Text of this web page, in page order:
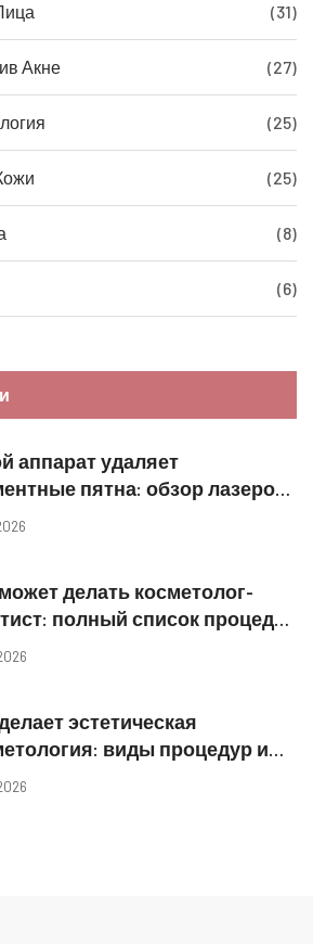
(31)
Акне (27)
(25)
(25)
(8)
(6)
аппарат удаляет
пятна: обзор лазеров
делать косметолог-
полный список процедур
компетенций
эстетическая
виды процедур и
результаты